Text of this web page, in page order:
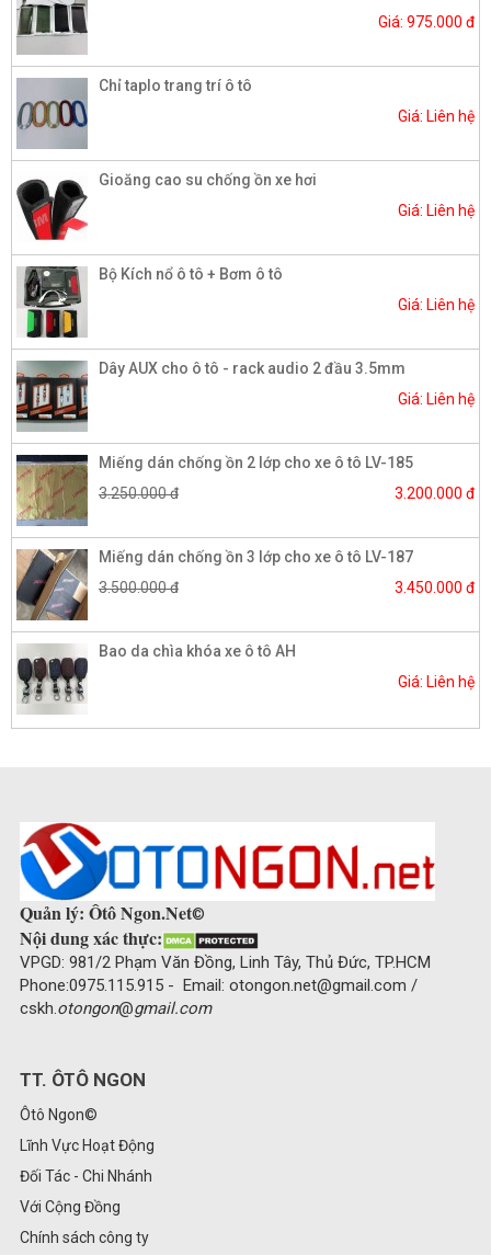
Giá: 975.000 đ
Chỉ taplo trang trí ô tô
Giá: Liên hệ
Gioăng cao su chống ồn xe hơi
Giá: Liên hệ
Bộ Kích nổ ô tô + Bơm ô tô
Giá: Liên hệ
Dây AUX cho ô tô - rack audio 2 đầu 3.5mm
Giá: Liên hệ
Miếng dán chống ồn 2 lớp cho xe ô tô LV-185
3.250.000 đ
3.200.000 đ
Miếng dán chống ồn 3 lớp cho xe ô tô LV-187
3.500.000 đ
3.450.000 đ
Bao da chìa khóa xe ô tô AH
Giá: Liên hệ
Quản lý: Ôtô Ngon.Net©
Nội dung xác thực:
VPGD: 981/2 Phạm Văn Đồng, Linh Tây, Thủ Đức, TP.HCM
Phone:0975.115.915 - Email: otongon.net@gmail.com /
cskh.otongon@gmail.com
TT. ÔTÔ NGON
Ôtô Ngon©
Lĩnh Vực Hoạt Động
Đối Tác - Chi Nhánh
Với Cộng Đồng
Chính sách công ty